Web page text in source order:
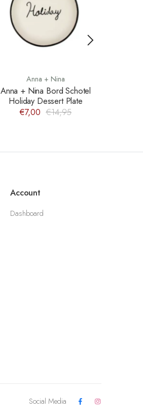
Anna + Nina
Anna + Nina Bord Schotel
Holiday Dessert Plate
€7,00 €14,95
Account
Dashboard
Social Media